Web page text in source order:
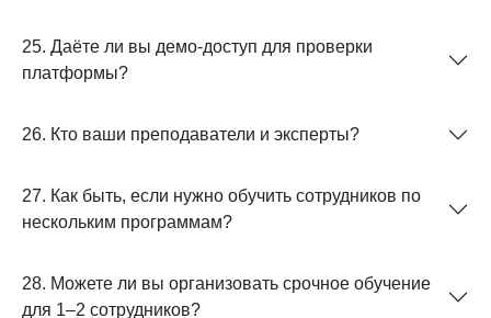
25. Даёте ли вы демо-доступ для проверки
платформы?
26. Кто ваши преподаватели и эксперты?
27. Как быть, если нужно обучить сотрудников по
нескольким программам?
28. Можете ли вы организовать срочное обучение
для 1–2 сотрудников?